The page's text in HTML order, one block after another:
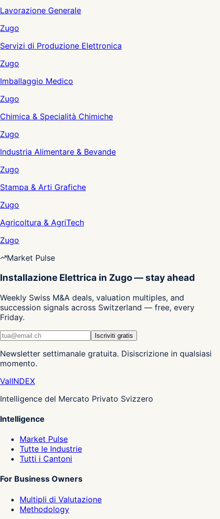
Lavorazione Generale
Zugo
Servizi di Produzione Elettronica
Zugo
Imballaggio Medico
Zugo
Chimica & Specialità Chimiche
Zugo
Industria Alimentare & Bevande
Zugo
Stampa & Arti Grafiche
Zugo
Agricoltura & AgriTech
Zugo
Market Pulse
Installazione Elettrica in Zugo — stay ahead
Weekly Swiss M&A deals, valuation multiples, and
succession signals across Switzerland — free, every
Friday.
Iscriviti gratis
Newsletter settimanale gratuita. Disiscrizione in qualsiasi
momento.
ValINDEX
Intelligence del Mercato Privato Svizzero
Intelligence
Market Pulse
Tutte le Industrie
Tutti i Cantoni
For Business Owners
Multipli di Valutazione
Methodology